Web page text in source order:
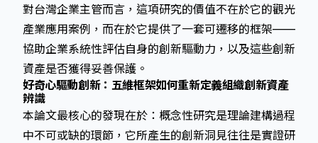
對台灣企業主管而言，這項研究的價值不在於它的觀光
產業應用案例，而在於它提供了一套可遷移的框架——
協助企業系統性評估自身的創新驅動力，以及這些創新
資產是否獲得妥善保護。
好奇心驅動創新：五維框架如何重新定義組織創新資產
辨識
本論文最核心的發現在於：概念性研究是理論建構過程
中不可或缺的環節，它所產生的創新洞見往往是實證研